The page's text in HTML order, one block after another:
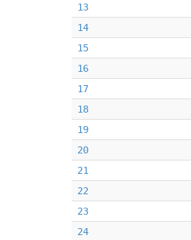
13
14
15
16
17
18
19
20
21
22
23
24